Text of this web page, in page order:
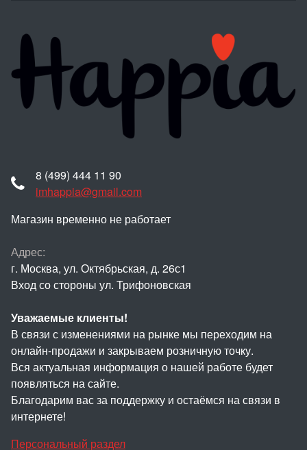
8 (499) 444 11 90
imhappia@gmail.com
Магазин временно не работает
Адрес:
г. Москва, ул. Октябрьская, д. 26с1
Вход со стороны ул. Трифоновская
Уважаемые клиенты!
В связи с изменениями на рынке мы переходим на
онлайн-продажи и закрываем розничную точку.
Вся актуальная информация о нашей работе будет
появляться на сайте.
Благодарим вас за поддержку и остаёмся на связи в
интернете!
Персональный раздел